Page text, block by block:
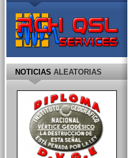
NOTICIASALEATORIAS